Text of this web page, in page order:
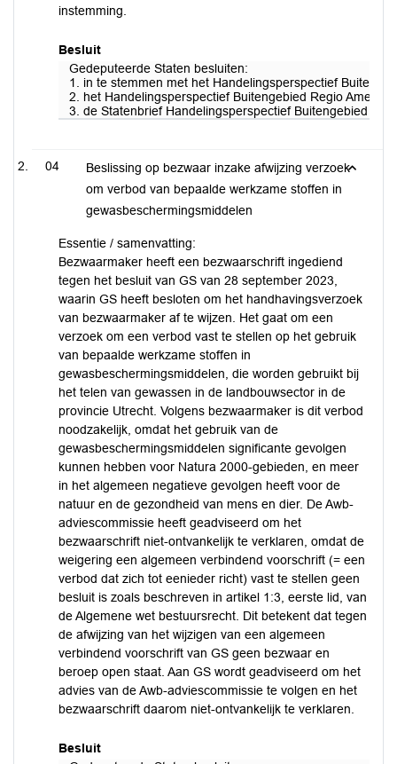
instemming.
Besluit
Gedeputeerde Staten besluiten:
1. in te stemmen met het Handelingsperspectief
2. het Handelingsperspectief Buitengebied Regio
3. de Statenbrief Handelingsperspectief Buitengebied
04
Beslissing op bezwaar inzake afwijzing verzoek
om verbod van bepaalde werkzame stoffen in
gewasbeschermingsmiddelen
Essentie / samenvatting:
Bezwaarmaker heeft een bezwaarschrift ingediend
tegen het besluit van GS van 28 september 2023,
waarin GS heeft besloten om het handhavingsverzoek
van bezwaarmaker af te wijzen. Het gaat om een
verzoek om een verbod vast te stellen op het gebruik
van bepaalde werkzame stoffen in
gewasbeschermingsmiddelen, die worden gebruikt bij
het telen van gewassen in de landbouwsector in de
provincie Utrecht. Volgens bezwaarmaker is dit verbod
noodzakelijk, omdat het gebruik van de
gewasbeschermingsmiddelen significante gevolgen
kunnen hebben voor Natura 2000-gebieden, en meer
in het algemeen negatieve gevolgen heeft voor de
natuur en de gezondheid van mens en dier. De Awb-
adviescommissie heeft geadviseerd om het
bezwaarschrift niet-ontvankelijk te verklaren, omdat de
weigering een algemeen verbindend voorschrift (= een
verbod dat zich tot eenieder richt) vast te stellen geen
besluit is zoals beschreven in artikel 1:3, eerste lid, van
de Algemene wet bestuursrecht. Dit betekent dat tegen
de afwijzing van het wijzigen van een algemeen
verbindend voorschrift van GS geen bezwaar en
beroep open staat. Aan GS wordt geadviseerd om het
advies van de Awb-adviescommissie te volgen en het
bezwaarschrift daarom niet-ontvankelijk te verklaren.
Besluit